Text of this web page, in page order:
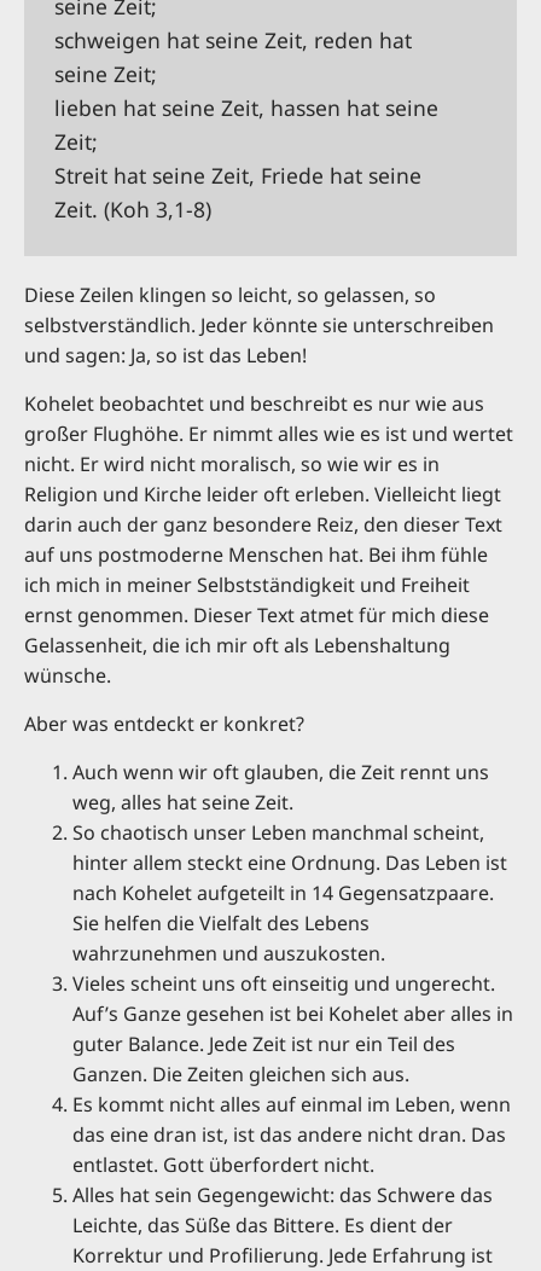
seine Zeit;
schweigen hat seine Zeit, reden hat
seine Zeit;
lieben hat seine Zeit, hassen hat seine
Zeit;
Streit hat seine Zeit, Friede hat seine
Zeit. (Koh 3,1-8)
Diese Zeilen klingen so leicht, so gelassen, so
selbstverständlich. Jeder könnte sie unterschreiben
und sagen: Ja, so ist das Leben!
Kohelet beobachtet und beschreibt es nur wie aus
großer Flughöhe. Er nimmt alles wie es ist und wertet
nicht. Er wird nicht moralisch, so wie wir es in
Religion und Kirche leider oft erleben. Vielleicht liegt
darin auch der ganz besondere Reiz, den dieser Text
auf uns postmoderne Menschen hat. Bei ihm fühle
ich mich in meiner Selbstständigkeit und Freiheit
ernst genommen. Dieser Text atmet für mich diese
Gelassenheit, die ich mir oft als Lebenshaltung
wünsche.
Aber was entdeckt er konkret?
Auch wenn wir oft glauben, die Zeit rennt uns
weg, alles hat seine Zeit.
So chaotisch unser Leben manchmal scheint,
hinter allem steckt eine Ordnung. Das Leben ist
nach Kohelet aufgeteilt in 14 Gegensatzpaare.
Sie helfen die Vielfalt des Lebens
wahrzunehmen und auszukosten.
Vieles scheint uns oft einseitig und ungerecht.
Auf’s Ganze gesehen ist bei Kohelet aber alles in
guter Balance. Jede Zeit ist nur ein Teil des
Ganzen. Die Zeiten gleichen sich aus.
Es kommt nicht alles auf einmal im Leben, wenn
das eine dran ist, ist das andere nicht dran. Das
entlastet. Gott überfordert nicht.
Alles hat sein Gegengewicht: das Schwere das
Leichte, das Süße das Bittere. Es dient der
Korrektur und Profilierung. Jede Erfahrung ist